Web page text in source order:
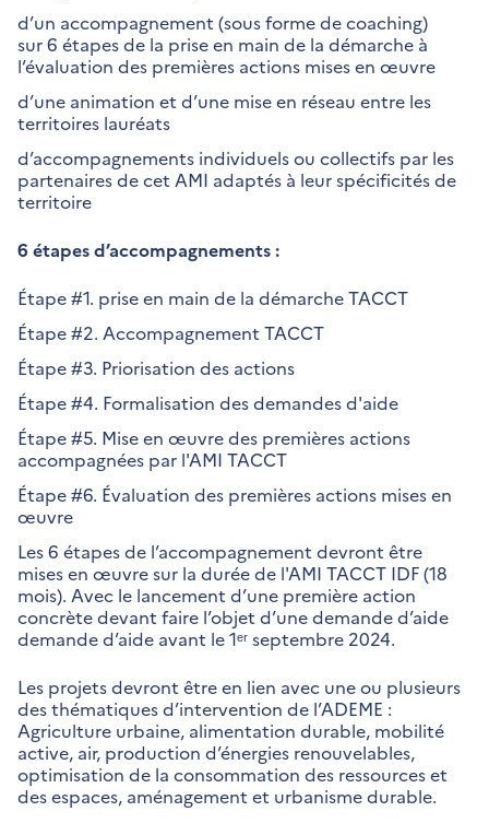
d’un accompagnement (sous forme de coaching)
sur 6 étapes de la prise en main de la démarche à
l’évaluation des premières actions mises en œuvre
d’une animation et d’une mise en réseau entre les
territoires lauréats
d’accompagnements individuels ou collectifs par les
partenaires de cet AMI adaptés à leur spécificités de
territoire
6 étapes d’accompagnements :
Étape #1. prise en main de la démarche TACCT
Étape #2. Accompagnement TACCT
Étape #3. Priorisation des actions
Étape #4. Formalisation des demandes d'aide
Étape #5. Mise en œuvre des premières actions
accompagnées par l'AMI TACCT
Étape #6. Évaluation des premières actions mises en
œuvre
Les 6 étapes de l’accompagnement devront être
mises en œuvre sur la durée de l'AMI TACCT IDF (18
mois). Avec le lancement d’une première action
concrète devant faire l’objet d’une demande d’aide
demande d’aide avant le 1ᵉʳ septembre 2024.
Les projets devront être en lien avec une ou plusieurs
des thématiques d’intervention de l’ADEME :
Agriculture urbaine, alimentation durable, mobilité
active, air, production d’énergies renouvelables,
optimisation de la consommation des ressources et
des espaces, aménagement et urbanisme durable.